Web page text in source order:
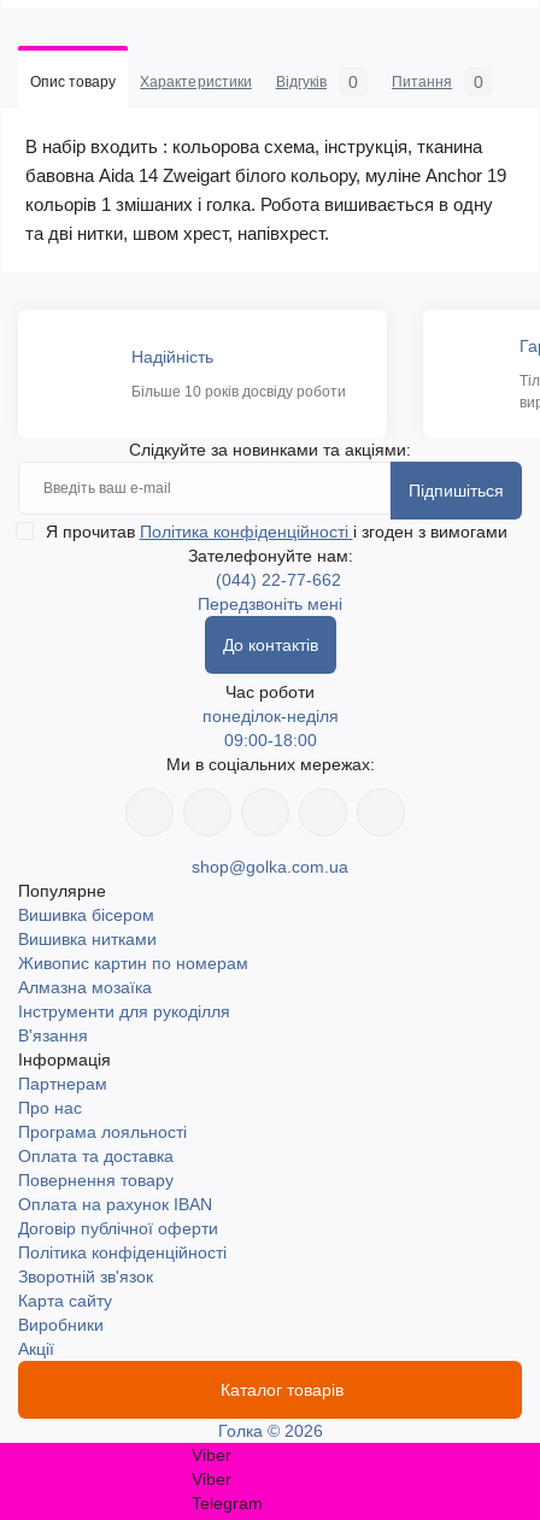
Опис товару Характеристики Відгуків 0 Питання 0
В набір входить : кольорова схема, інструкція, тканина
бавовна Aida 14 Zweigart білого кольору, муліне Anchor 19
кольорів 1 змішаних і голка. Робота вишивається в одну
та дві нитки, швом хрест, напівхрест.
Надійність
Більше 10 років досвіду роботи
Слідкуйте за новинками та акціями:
Підпишіться
Я прочитав Політика конфіденційності і згоден з вимогами
Зателефонуйте нам:
(044) 22-77-662
Передзвоніть мені
До контактів
Час роботи
понеділок-неділя
09:00-18:00
Ми в соціальних мережах:
shop@golka.com.ua
Популярне
Вишивка бісером
Вишивка нитками
Живопис картин по номерам
Алмазна мозаїка
Інструменти для рукоділля
В'язання
Інформація
Партнерам
Про нас
Програма лояльності
Оплата та доставка
Повернення товару
Оплата на рахунок IBAN
Договір публічної оферти
Політика конфіденційності
Зворотній зв'язок
Карта сайту
Виробники
Акції
Каталог товарів
Голка © 2026
Viber
Viber
Telegram